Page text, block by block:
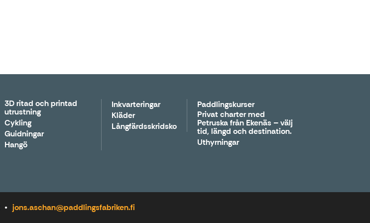
3D ritad och printad
utrustning
Cykling
Guidningar
Hangö
Inkvarteringar
Kläder
Långfärdsskridsko
Paddlingskurser
Privat charter med
Petruska från Ekenäs – välj
tid, längd och destination.
Uthyrningar
jons.aschan@paddlingsfabriken.fi